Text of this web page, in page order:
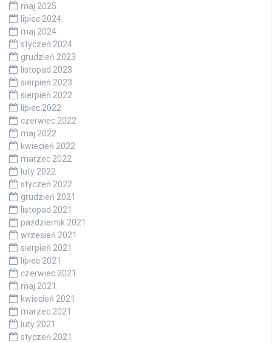
maj 2025
lipiec 2024
maj 2024
styczeń 2024
grudzień 2023
listopad 2023
sierpień 2023
sierpień 2022
lipiec 2022
czerwiec 2022
maj 2022
kwiecień 2022
marzec 2022
luty 2022
styczeń 2022
grudzień 2021
listopad 2021
październik 2021
wrzesień 2021
sierpień 2021
lipiec 2021
czerwiec 2021
maj 2021
kwiecień 2021
marzec 2021
luty 2021
styczeń 2021